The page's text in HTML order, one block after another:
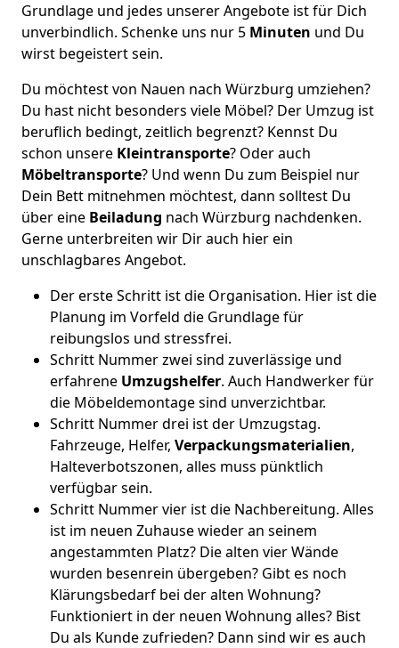
Grundlage und jedes unserer Angebote ist für Dich
unverbindlich. Schenke uns nur 5 Minuten und Du
wirst begeistert sein.
Du möchtest von Nauen nach Würzburg umziehen?
Du hast nicht besonders viele Möbel? Der Umzug ist
beruflich bedingt, zeitlich begrenzt? Kennst Du
schon unsere Kleintransporte? Oder auch
Möbeltransporte? Und wenn Du zum Beispiel nur
Dein Bett mitnehmen möchtest, dann solltest Du
über eine Beiladung nach Würzburg nachdenken.
Gerne unterbreiten wir Dir auch hier ein
unschlagbares Angebot.
Der erste Schritt ist die Organisation. Hier ist die
Planung im Vorfeld die Grundlage für
reibungslos und stressfrei.
Schritt Nummer zwei sind zuverlässige und
erfahrene Umzugshelfer. Auch Handwerker für
die Möbeldemontage sind unverzichtbar.
Schritt Nummer drei ist der Umzugstag.
Fahrzeuge, Helfer, Verpackungsmaterialien,
Halteverbotszonen, alles muss pünktlich
verfügbar sein.
Schritt Nummer vier ist die Nachbereitung. Alles
ist im neuen Zuhause wieder an seinem
angestammten Platz? Die alten vier Wände
wurden besenrein übergeben? Gibt es noch
Klärungsbedarf bei der alten Wohnung?
Funktioniert in der neuen Wohnung alles? Bist
Du als Kunde zufrieden? Dann sind wir es auch